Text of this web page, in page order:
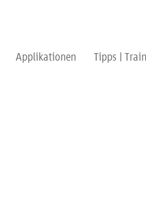
Applikationen Tipps |